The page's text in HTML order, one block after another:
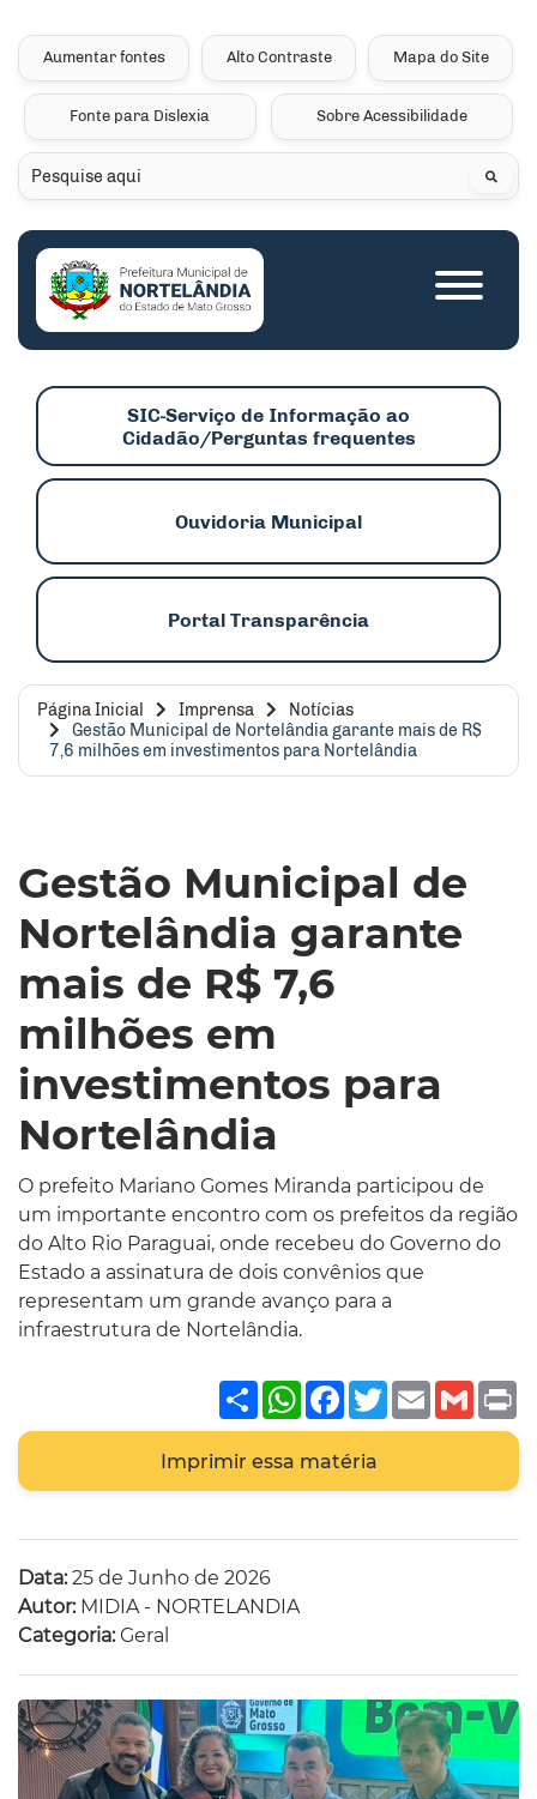
Seção de atalhos e
Ir para o menu [alt+2]
Ir para a busca [alt+3]
Ir para o rodapé [alt+4]
Aumentar fontes Alto Contraste Mapa do Site
Fonte para Dislexia Sobre Acessibilidade
Pesquisar
SIC-Serviço de Informação ao
Cidadão/Perguntas frequentes
Ouvidoria Municipal
Portal Transparência
Seção do menu
Página Inicial Imprensa
Notícias
Gestão Municipal de Nortelândia garante mais de R$
7,6 milhões em investimentos para Nortelândia
Gestão Municipal de
Nortelândia garante
mais de R$ 7,6
milhões em
investimentos para
Nortelândia
O prefeito Mariano Gomes Miranda participou de
um importante encontro com os prefeitos da região
do Alto Rio Paraguai, onde recebeu do Governo do
Estado a assinatura de dois convênios que
representam um grande avanço para a
infraestrutura de Nortelândia.
ShareWhatsApp
Facebook
Twitter
Email
Imprimir essa matéria
Data:25 de Junho de 2026
Autor:MIDIA - NORTELANDIA
Categoria:Geral